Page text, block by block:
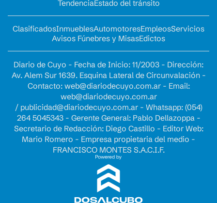
TendenciaEstado del tránsito
ClasificadosInmueblesAutomotoresEmpleosServicios
Avisos Fúnebres y MisasEdictos
Diario de Cuyo - Fecha de Inicio: 11/2003 - Dirección:
Av. Alem Sur 1639. Esquina Lateral de Circunvalación -
Contacto: web@diariodecuyo.com.ar- Email:
web@diariodecuyo.com.ar
/ publicidad@diariodecuyo.com.ar- Whatsapp: (054)
264 5045343 - Gerente General: Pablo Dellazoppa -
Secretario de Redacción: Diego Castillo - Editor Web:
Mario Romero - Empresa propietaria del medio -
FRANCISCO MONTES S.A.C.I.F.